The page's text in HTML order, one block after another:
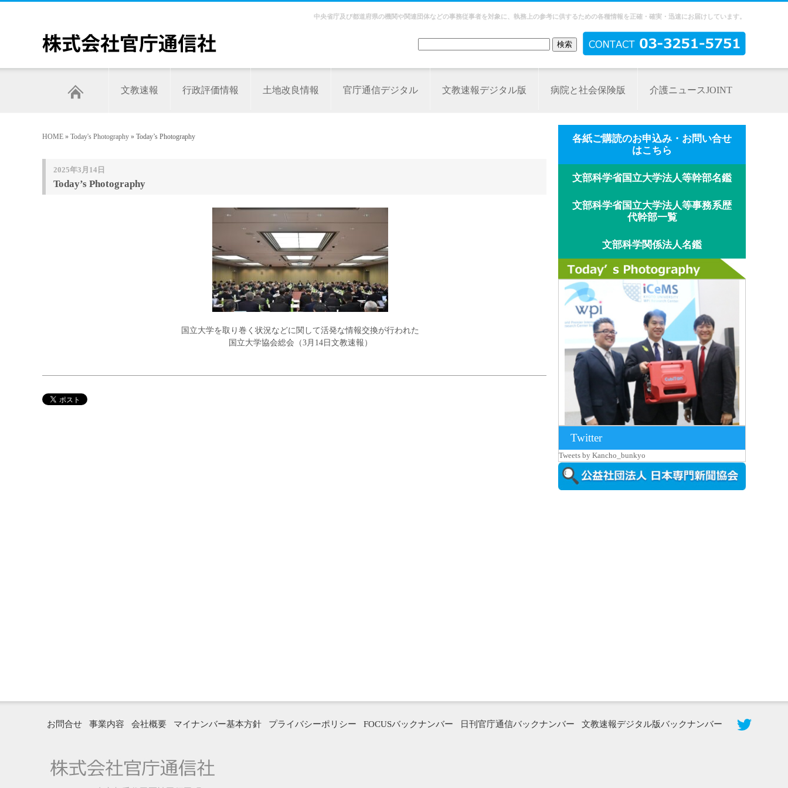
中央省庁及び都道府県の機関や関連団体などの事務従事者を対象に、執務上の参考に供するための各種情報を正確・確実・迅速にお届けしています。
文教速報 行政評価情報 土地改良情報 官庁通信デジタル 文教速報デジタル版 病院と社会保険版 介護ニュースJOINT
HOME » Today's Photography » Today’s Photography
2025年3月14日
Today’s Photography
国立大学を取り巻く状況などに関して活発な情報交換が行われた
国立大学協会総会（3月14日文教速報）
各紙ご購読のお申込み・お問い合せ
はこちら
文部科学省国立大学法人等幹部名鑑
文部科学省国立大学法人等事務系歴
代幹部一覧
文部科学関係法人名鑑
京都大iCeMS等を視察した松本文部科学
大...
Twitter
Tweets by Kancho_bunkyo
お問合せ 事業内容 会社概要 マイナンバー基本方針 プライバシーポリシー FOCUSバックナンバー 日刊官庁通信バックナンバー 文教速報デジタル版バックナンバー